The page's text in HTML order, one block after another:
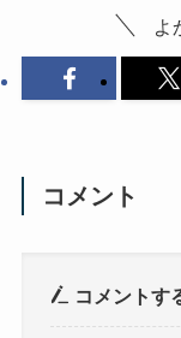
よ
コメント
コメントす